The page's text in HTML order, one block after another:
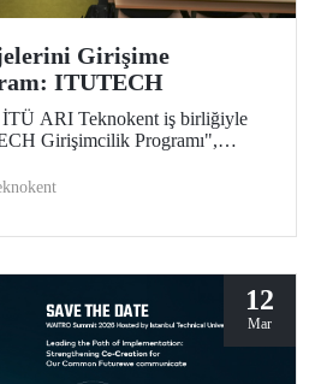
Girişime
ITUTECH
ARI Teknokent iş birliğiyle
Girişimcilik Programı",
12
Mar